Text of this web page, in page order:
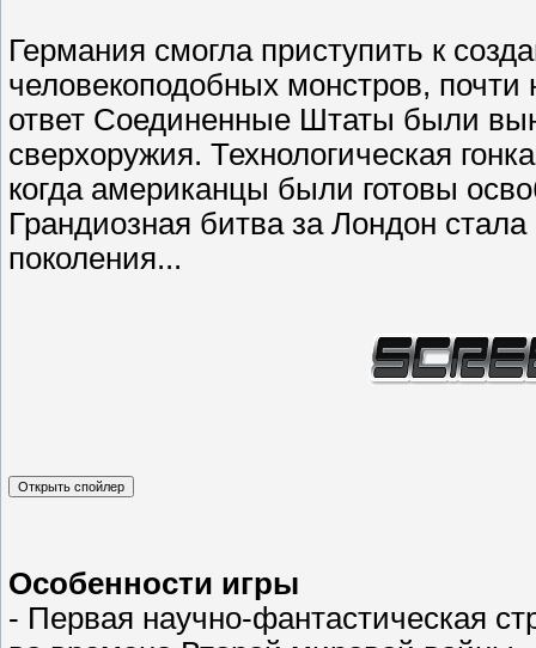
Германия смогла приступить к
человекоподобных монстров,
ответ Соединенные Штаты были
сверхоружия. Технологическая
когда американцы были готовы
Грандиозная битва за Лондон
поколения...
Особенности игры
- Первая научно-фантастическая